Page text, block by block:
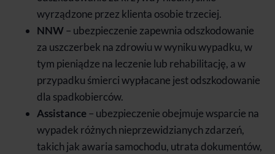
wyrządzone przez klienta osobie trzeciej.
NNW– ubezpieczenie zapewnia odszkodowanie
za uszczerbek na zdrowiu w wyniku wypadku, w
tym pieniądze na leczenie lub rehabilitację, a w
przypadku śmierci wypłacane jest odszkodowanie
dla spadkobierców.
Assistance– ubezpieczenie obejmuje wsparcie na
wypadek różnych nieprzewidzianych zdarzeń,
takich jak awaria samochodu, utrata dokumentów,